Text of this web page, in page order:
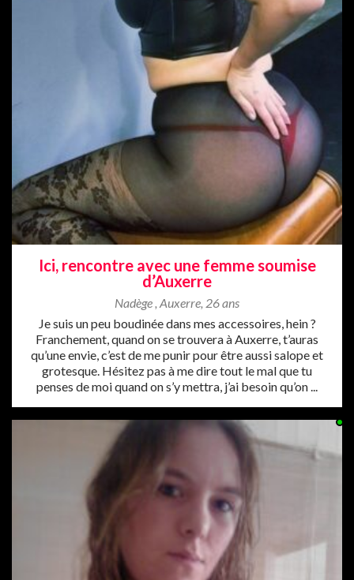
Ici, rencontre avec une femme soumise
d’Auxerre
Nadège, Auxerre, 26 ans
Je suis un peu boudinée dans mes accessoires, hein ?
Franchement, quand on se trouvera à Auxerre, t’auras
qu’une envie, c’est de me punir pour être aussi salope et
grotesque. Hésitez pas à me dire tout le mal que tu
penses de moi quand on s’y mettra, j’ai besoin qu’on ...